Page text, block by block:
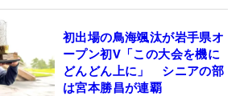
初出場の鳥海颯汰が岩手県オ
ープン初V「この大会を機に
どんどん上に」 シニアの部
は宮本勝昌が連覇